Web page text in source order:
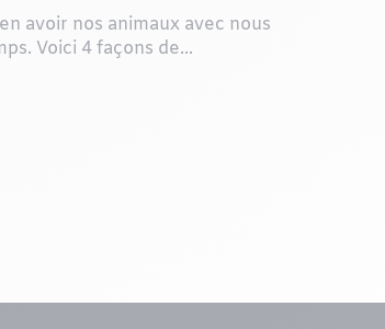
avoir nos animaux avec nous
Voici 4 façons de...